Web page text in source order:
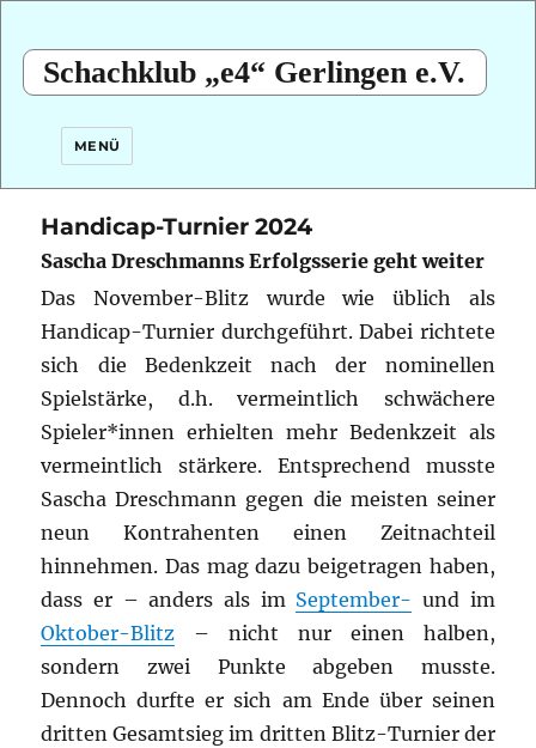
Schachklub „e4“ Gerlingen e.V.
MENÜ
Handicap-Turnier 2024
Sascha Dreschmanns Erfolgsserie geht weiter
Das November-Blitz wurde wie üblich als
Handicap-Turnier durchgeführt. Dabei richtete
sich die Bedenkzeit nach der nominellen
Spielstärke, d.h. vermeintlich schwächere
Spieler*innen erhielten mehr Bedenkzeit als
vermeintlich stärkere. Entsprechend musste
Sascha Dreschmann gegen die meisten seiner
neun Kontrahenten einen Zeitnachteil
hinnehmen. Das mag dazu beigetragen haben,
dass er – anders als im September- und im
Oktober-Blitz – nicht nur einen halben,
sondern zwei Punkte abgeben musste.
Dennoch durfte er sich am Ende über seinen
dritten Gesamtsieg im dritten Blitz-Turnier der